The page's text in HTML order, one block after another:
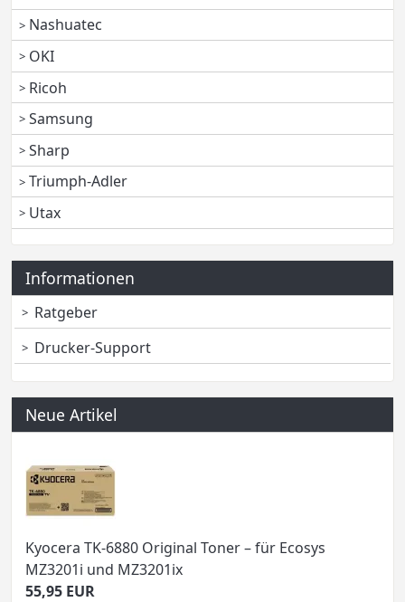
Nashuatec
OKI
Ricoh
Samsung
Sharp
Triumph-Adler
Utax
Informationen
Ratgeber
Drucker-Support
Neue Artikel
Kyocera TK-6880 Original Toner – für Ecosys
MZ3201i und MZ3201ix
55,95 EUR